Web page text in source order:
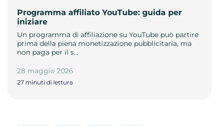
Programma affiliato YouTube: guida per
iniziare
Un programma di affiliazione su YouTube può partire
prima della piena monetizzazione pubblicitaria, ma
non paga per il s…
28 maggio 2026
27 minuti di lettura